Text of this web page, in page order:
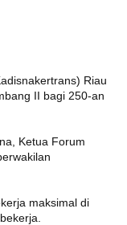
Riau
II bagi 250-an
Ketua Forum
maksimal di
PEMASANGAN